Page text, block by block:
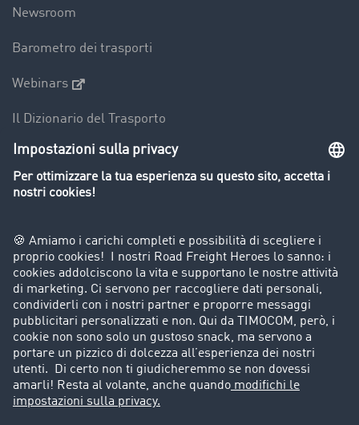
Newsroom
Barometro dei trasporti
Webinars
Il Dizionario del Trasporto
Panoramica della borsa di carichi
Divieti di circolazione per mezzi pesanti
Azienda
Porta un nuovo cliente
Storie di successo
Informazioni legali
Note legali